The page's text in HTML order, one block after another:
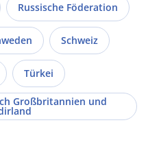
Russische Föderation
Schweiz
Türkei
Großbritannien und